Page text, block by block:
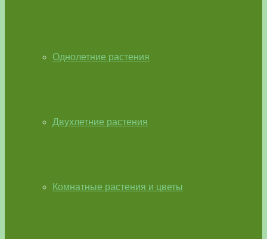
Однолетние растения
Двухлетние растения
Комнатные растения и цветы